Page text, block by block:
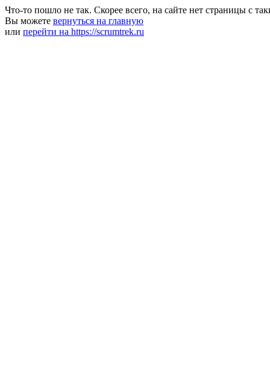
Что-то пошло не так. Скорее всего, на сайте нет страницы с
Вы можете вернуться на главную
или перейти на https://scrumtrek.ru